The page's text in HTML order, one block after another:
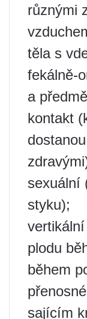
různými
těla s
fekálně-
a
kontakt
sexuální
styku);
plodu
během
sajícím